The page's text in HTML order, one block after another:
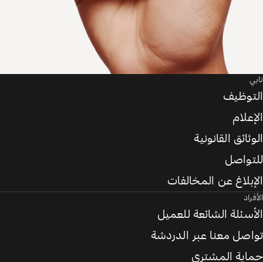
تابي
التوظيف
الإعلام
الوثائق القانونية
للتواصل
الإبلاغ عن المخالفات
الأفراد
الأسئلة الشائعة للعميل
تواصل معنا عبر الدردشة
حماية المشتري